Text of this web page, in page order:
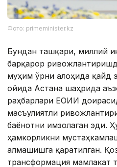
Фото: primeminister.kz
Бундан ташқари, миллий
барқарор
муҳим ўрни алоҳида қайд
ойида Астана шаҳрида
раҳбарлари ЕОИИ
масъулиятли
баёнотни имзолаган эди.
ҳамкорликни
алмашишга қаратилган.
трансформация мамлакат